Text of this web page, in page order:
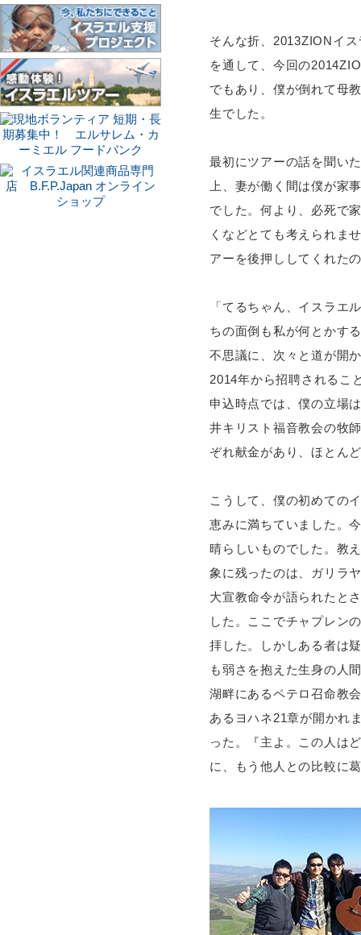
そんな折、2013ZIONイ
を通して、今回の
でもあり、僕が倒れて母
生でした。
最初にツアーの話を聞い
上、妻が働く間は僕が家
でした。何より、必死で
くなどとても考えられま
アーを後押ししてくれた
「てるちゃん、イスラエ
ちの面倒も私が何とかす
不思議に、次々と道が開
2014年から招聘されるこ
申込時点では、僕の立場
井キリスト福音教会の牧
ぞれ献金があり、ほとん
こうして、僕の初めての
恵みに満ちていました。
晴らしいものでした。教
象に残ったのは、ガリラ
大宣教命令が語られたと
した。ここでチャプレン
拝した。しかしある者は
も弱さを抱えた生身の人
湖畔にあるペテロ召命教
あるヨハネ21章が開かれ
った。『主よ。この人は
に、もう他人との比較に